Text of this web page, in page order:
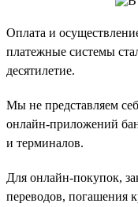
Оплата и
платежные системы
десятилетие.
Мы не представляем
онлайн-приложений
и терминалов.
Для онлайн-покупок,
переводов, погашения